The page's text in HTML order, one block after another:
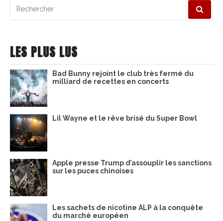
pour
LES PLUS LUS
Bad Bunny rejoint le club très fermé du
milliard de recettes en concerts
Lil Wayne et le rêve brisé du Super Bowl
Apple presse Trump d’assouplir les sanctions
sur les puces chinoises
Les sachets de nicotine ALP à la conquête
du marché européen